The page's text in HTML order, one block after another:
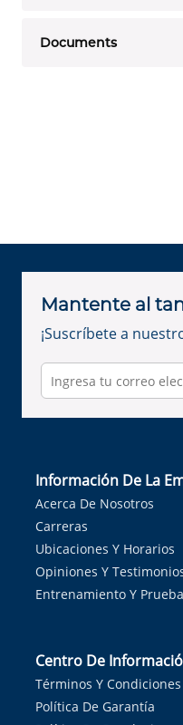
Documents
Mantente al
¡Suscríbete a
Información De La
Acerca De Nosotros
Carreras
Ubicaciones Y Horarios
Opiniones Y
Entrenamiento Y
Centro De
Términos Y Condiciones
Política De Garantía